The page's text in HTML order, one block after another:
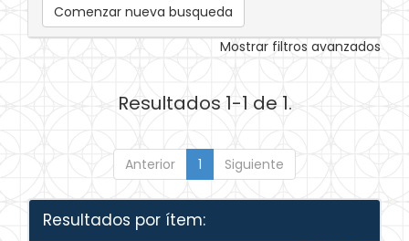
Comenzar nueva busqueda
Mostrar filtros avanzados
Resultados 1-1 de 1.
Anterior 1 Siguiente
Resultados por ítem: